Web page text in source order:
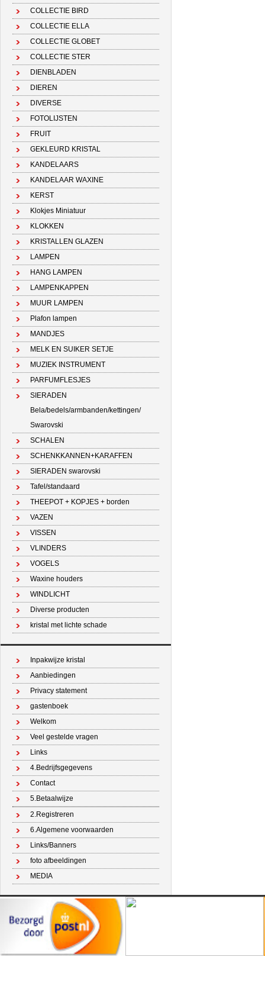
COLLECTIE BIRD
COLLECTIE ELLA
COLLECTIE GLOBET
COLLECTIE STER
DIENBLADEN
DIEREN
DIVERSE
FOTOLIJSTEN
FRUIT
GEKLEURD KRISTAL
KANDELAARS
KANDELAAR WAXINE
KERST
Klokjes Miniatuur
KLOKKEN
KRISTALLEN GLAZEN
LAMPEN
HANG LAMPEN
LAMPENKAPPEN
MUUR LAMPEN
Plafon lampen
MANDJES
MELK EN SUIKER SETJE
MUZIEK INSTRUMENT
PARFUMFLESJES
SIERADEN
Bela/bedels/armbanden/kettingen/
Swarovski
SCHALEN
SCHENKKANNEN+KARAFFEN
SIERADEN swarovski
Tafel/standaard
THEEPOT + KOPJES + borden
VAZEN
VISSEN
VLINDERS
VOGELS
Waxine houders
WINDLICHT
Diverse producten
kristal met lichte schade
Inpakwijze kristal
Aanbiedingen
Privacy statement
gastenboek
Welkom
Veel gestelde vragen
Links
4.Bedrijfsgegevens
Contact
5.Betaalwijze
2.Registreren
6.Algemene voorwaarden
Links/Banners
foto afbeeldingen
MEDIA